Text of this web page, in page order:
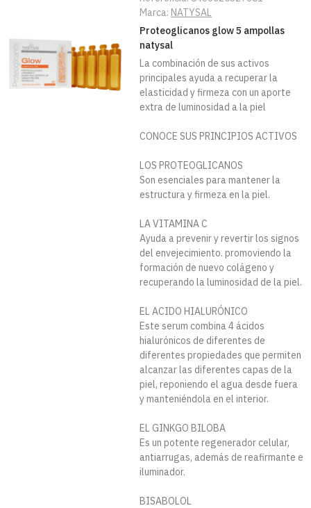
Marca: NATYSAL
Proteoglicanos glow 5 ampollas
natysal
La combinación de sus activos
principales ayuda a recuperar la
elasticidad y firmeza con un aporte
extra de luminosidad a la piel
CONOCE SUS PRINCIPIOS ACTIVOS
LOS PROTEOGLICANOS
Son esenciales para mantener la
estructura y firmeza en la piel.
LA VITAMINA C
Ayuda a prevenir y revertir los signos
del envejecimiento. promoviendo la
formación de nuevo colágeno y
recuperando la luminosidad de la piel.
EL ACIDO HIALURÓNICO
Este serum combina 4 ácidos
hialurónicos de diferentes de
diferentes propiedades que permiten
alcanzar las diferentes capas de la
piel, reponiendo el agua desde fuera
y manteniéndola en el interior.
EL GINKGO BILOBA
Es un potente regenerador celular,
antiarrugas, además de reafirmante e
iluminador.
BISABOLOL